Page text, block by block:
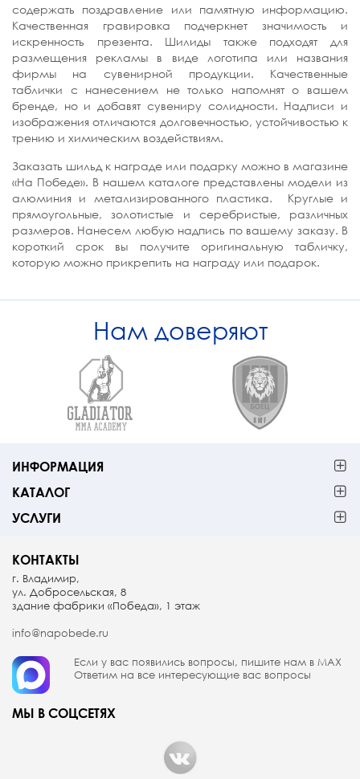
содержать поздравление или памятную информацию.
Качественная гравировка подчеркнет значимость и
искренность презента. Шилиды также подходят для
размещения рекламы в виде логотипа или названия
фирмы на сувенирной продукции. Качественные
таблички с нанесением не только напомнят о вашем
бренде, но и добавят сувениру солидности. Надписи и
изображения отличаются долговечностью, устойчивостью к
трению и химическим воздействиям.
Заказать шильд к награде или подарку можно в магазине
«На Победе». В нашем каталоге представлены модели из
алюминия и метализированного пластика. Круглые и
прямоугольные, золотистые и серебристые, различных
размеров. Нанесем любую надпись по вашему заказу. В
короткий срок вы получите оригинальную табличку,
которую можно прикрепить на награду или подарок.
Нам доверяют
ИНФОРМАЦИЯ
КАТАЛОГ
УСЛУГИ
КОНТАКТЫ
г. Владимир,
ул. Добросельская, 8
здание фабрики «Победа», 1 этаж
info@napobede.ru
Если у вас появились вопросы, пишите нам в МАX
Ответим на все интересующие вас вопросы
МЫ В СОЦСЕТЯХ